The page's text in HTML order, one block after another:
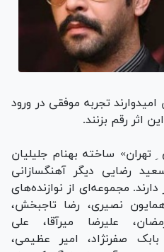
تجربه‌ موفقی در ورود
اثر رقم بزنند.
ساخته‌ بهنام جلیلیان
رضایی دیگر آهنگسازانی
مجموعه‌ای از نوازنده‌های
نصیری، رضا تاجبخش،
علیرضا میرآقا، علی
بابک صفرنژاد، امیر عظیمی،